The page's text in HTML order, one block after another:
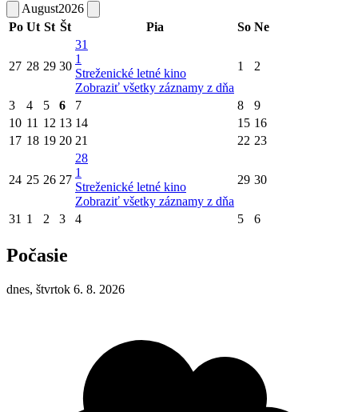
August2026
Po Ut St Št Pia So Ne
27 28 29 30
31
1
Streženické letné kino
Zobraziť všetky záznamy z dňa
1 2
3 4 5 6 7 8
9
10 11 12 13 14 15 16
17 18 19 20 21 22 23
24 25 26 27
28
1
Streženické letné kino
Zobraziť všetky záznamy z dňa
29 30
31 1 2 3 4 5 6
Počasie
dnes, štvrtok 6. 8. 2026